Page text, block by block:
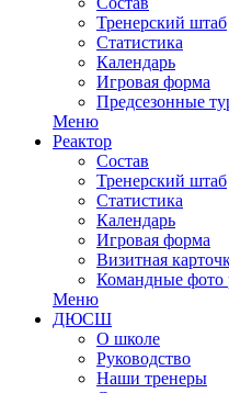
Тренерский штаб
Статистика
Календарь
Игровая форма
Предсезонные
Меню
Реактор
Состав
Тренерский штаб
Статистика
Календарь
Игровая форма
Визитная
Командные фото
Меню
ДЮСШ
О школе
Руководство
Наши тренеры